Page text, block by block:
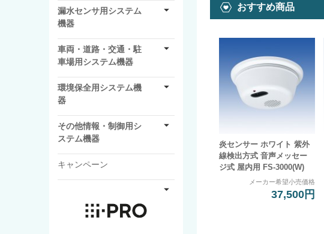
おすすめ商品
炎センサー ホワイト 紫外
線検出方式 音声メッセー
ジ式 屋内用 FS-3000(W)
メーカー希望小売価格
37,500円
漏水センサ用システム
機器
車両・道路・交通・駐
車場用システム機器
環境保全用システム機
器
その他情報・制御用シ
ステム機器
キャンペーン